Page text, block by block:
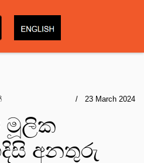
23 March 2024
මූලික
අනතුරු